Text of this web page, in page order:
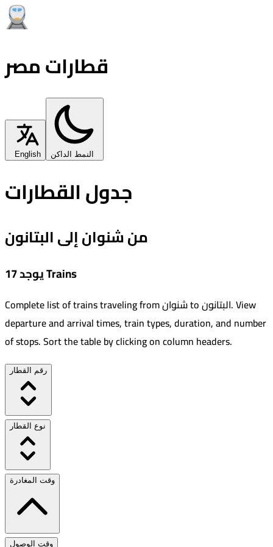
قطارات مصر
English النمط الداكن
جدول القطارات
من شنوان إلى البتانون
يوجد 17 Trains
Complete list of trains traveling fromشنوانtoالبتانون.View
departure and arrival times, train types, duration, and number
of stops. Sort the table by clicking on column headers.
رقم القطار
نوع القطار
وقت المغادرة
وقت الوصول